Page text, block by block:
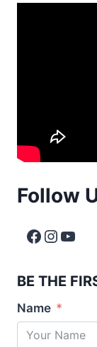
Follow
BE THE
Name